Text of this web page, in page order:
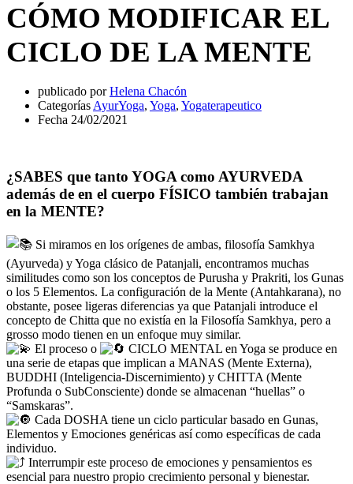
CÓMO MODIFICAR EL
CICLO DE LA MENTE
publicado por Helena Chacón
Categorías AyurYoga, Yoga, Yogaterapeutico
Fecha 24/02/2021
¿SABES que tanto YOGA como AYURVEDA
además de en el cuerpo FÍSICO también trabajan
en la MENTE?
Si miramos en los orígenes de ambas, filosofía Samkhya
(Ayurveda) y Yoga clásico de Patanjali, encontramos muchas
similitudes como son los conceptos de Purusha y Prakriti, los Gunas
o los 5 Elementos. La configuración de la Mente (Antahkarana), no
obstante, posee ligeras diferencias ya que Patanjali introduce el
concepto de Chitta que no existía en la Filosofía Samkhya, pero a
grosso modo tienen en un enfoque muy similar.
El proceso o
CICLO MENTAL en Yoga se produce en
una serie de etapas que implican a MANAS (Mente Externa),
BUDDHI (Inteligencia-Discernimiento) y CHITTA (Mente
Profunda o SubConsciente) donde se almacenan “huellas” o
“Samskaras”.
Cada DOSHA tiene un ciclo particular basado en Gunas,
Elementos y Emociones genéricas así como específicas de cada
individuo.
Interrumpir este proceso de emociones y pensamientos es
esencial para nuestro propio crecimiento personal y bienestar.